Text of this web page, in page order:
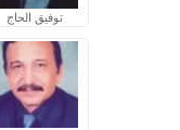
توفيق الحاج